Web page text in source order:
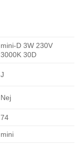
mini-D 3W 230V
3000K 30D
J
Nej
74
mini